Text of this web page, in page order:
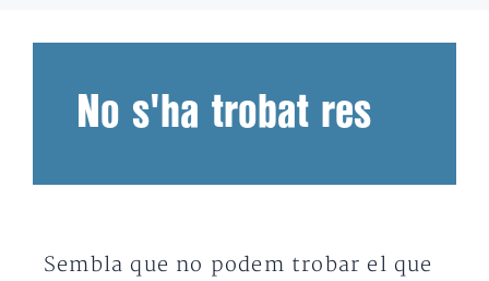
No s'ha trobat res
Sembla que no podem trobar el que